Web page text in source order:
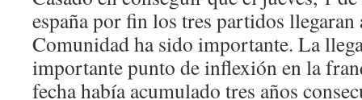
españa por fin los tres partidos llegaran
Comunidad ha sido importante. La
importante punto de inflexión en la
fecha había acumulado tres años